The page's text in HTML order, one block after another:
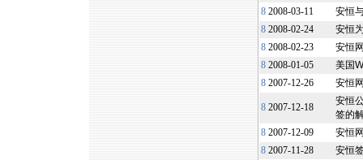
8 2008-03-11
安恒
8 2008-02-24
安恒
8 2008-02-23
安恒
8 2008-01-05
美国
8 2007-12-26 安恒
8 2007-12-18
安恒
签的
8 2007-12-09
安恒
8 2007-11-28
安恒